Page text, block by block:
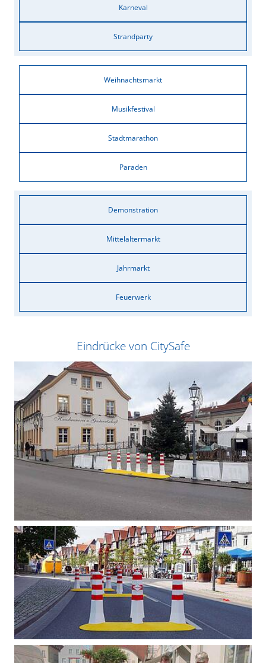
Karneval
Strandparty
Weihnachtsmarkt
Musikfestival
Stadtmarathon
Paraden
Demonstration
Mittelaltermarkt
Jahrmarkt
Feuerwerk
Eindrücke von CitySafe